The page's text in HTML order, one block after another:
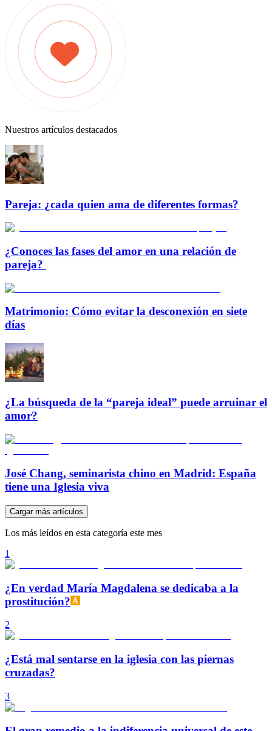
Nuestros artículos destacados
Pareja: ¿cada quien ama de diferentes formas?
¿Conoces las fases del amor en una relación de
pareja?
Matrimonio: Cómo evitar la desconexión en siete
días
¿La búsqueda de la “pareja ideal” puede arruinar el
amor?
José Chang, seminarista chino en Madrid: España
tiene una Iglesia viva
Cargar más artículos
Los más leídos en esta categoría este mes
1
¿En verdad María Magdalena se dedicaba a la
prostitución?
2
¿Está mal sentarse en la iglesia con las piernas
cruzadas?
3